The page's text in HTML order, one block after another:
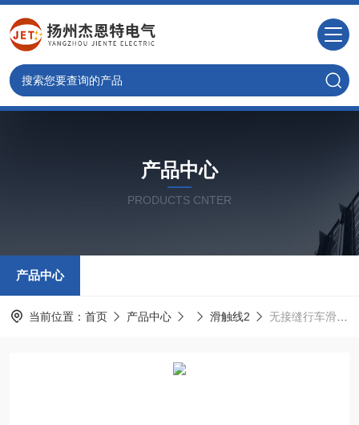
产品中心
PRODUCTS CNTER
产品中心
当前位置： 首页 产品中心 滑触线2 无接缝行车滑线厂家供应